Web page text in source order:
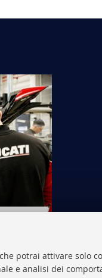
potrai attivare solo
e analisi dei